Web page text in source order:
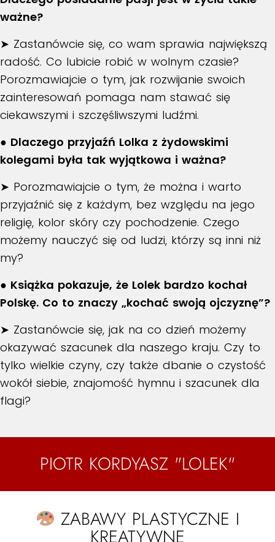
ważne?
➤ Zastanówcie się, co wam sprawia największą
radość. Co lubicie robić w wolnym czasie?
Porozmawiajcie o tym, jak rozwijanie swoich
zainteresowań pomaga nam stawać się
ciekawszymi i szczęśliwszymi ludźmi.
● Dlaczego przyjaźń Lolka z żydowskimi
kolegami była tak wyjątkowa i ważna?
➤ Porozmawiajcie o tym, że można i warto
przyjaźnić się z każdym, bez względu na jego
religię, kolor skóry czy pochodzenie. Czego
możemy nauczyć się od ludzi, którzy są inni niż
my?
● Książka pokazuje, że Lolek bardzo kochał
Polskę. Co to znaczy „kochać swoją ojczyznę”?
➤ Zastanówcie się, jak na co dzień możemy
okazywać szacunek dla naszego kraju. Czy to
tylko wielkie czyny, czy także dbanie o czystość
wokół siebie, znajomość hymnu i szacunek dla
flagi?
PIOTR KORDYASZ "LOLEK"
ZABAWY PLASTYCZNE I
KREATYWNE